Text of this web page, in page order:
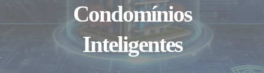
Condomínios
Inteligentes